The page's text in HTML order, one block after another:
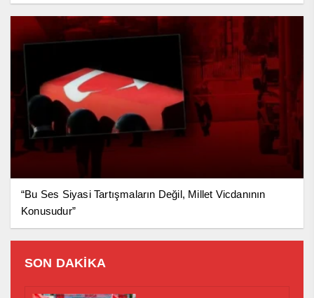
“Bu Ses Siyasi Tartışmaların Değil, Millet Vicdanının
Konusudur”
SON DAKİKA